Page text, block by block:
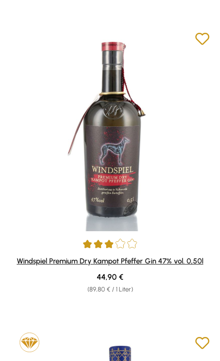
Durchschnittliche Bewertung von 3 von 5 Sternen
Windspiel Premium Dry Kampot Pfeffer Gin 47% vol. 0,50l
(89,80 € / 1 Liter)
Regulärer Preis:
44,90 €